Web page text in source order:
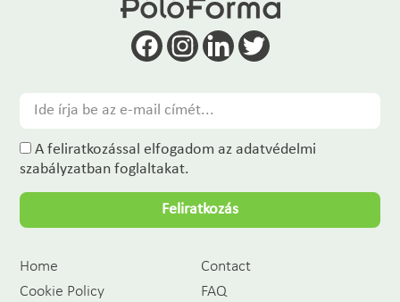
A feliratkozással elfogadom az adatvédelmi
szabályzatban foglaltakat.
Feliratkozás
Home
Contact
Cookie Policy
FAQ